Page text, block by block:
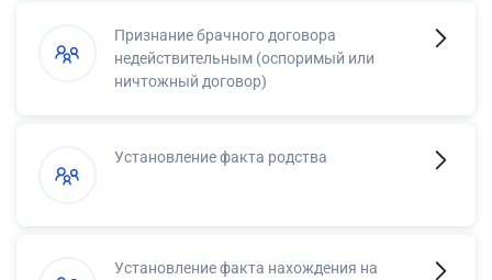
Признание брачного договора
недействительным (оспоримый или
ничтожный договор)
Установление факта родства
Установление факта нахождения на